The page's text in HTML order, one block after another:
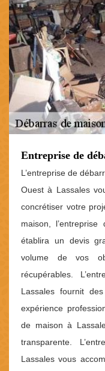
Entreprise de
L’entreprise de
Ouest à Lassales
concrétiser votre
maison,
établira un devis
volume de vos
récupérables.
Lassales fournit
expérience
de maison à
transparente.
Lassales vous